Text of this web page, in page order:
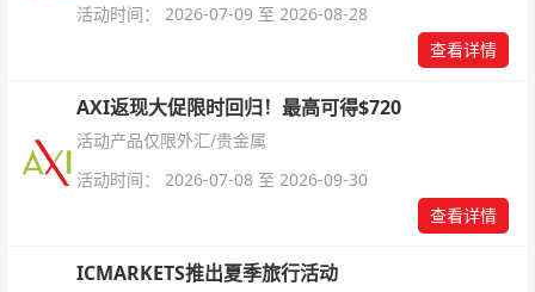
活动时间： 2026-07-09 至 2026-08-28
查看详情
AXI返现大促限时回归！最高可得$720
活动产品仅限外汇/贵金属
活动时间： 2026-07-08 至 2026-09-30
查看详情
ICMARKETS推出夏季旅行活动